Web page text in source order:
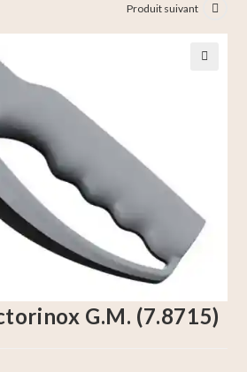
Produit suivant
G.M. (7.8715)